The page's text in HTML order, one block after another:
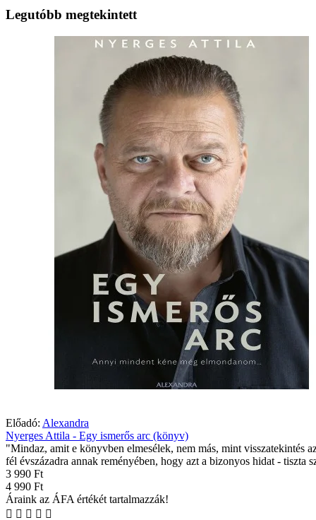
Legutóbb megtekintett
Előadó: Alexandra
Nyerges Attila - Egy ismerős arc (könyv)
"Mindaz, amit e könyvben elmesélek, nem más, mint visszatekintés
fél évszázadra annak reményében, hogy azt a bizonyos hidat - tiszta
3 990 Ft
4 990 Ft
Áraink az ÁFA értékét tartalmazzák!